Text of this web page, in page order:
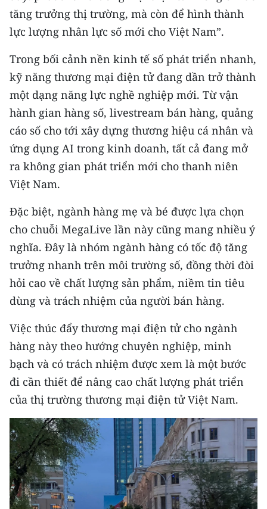
tăng trưởng thị trường, mà còn để hình thành
lực lượng nhân lực số mới cho Việt Nam”.
Trong bối cảnh nền kinh tế số phát triển nhanh,
kỹ năng thương mại điện tử đang dần trở thành
một dạng năng lực nghề nghiệp mới. Từ vận
hành gian hàng số, livestream bán hàng, quảng
cáo số cho tới xây dựng thương hiệu cá nhân và
ứng dụng AI trong kinh doanh, tất cả đang mở
ra không gian phát triển mới cho thanh niên
Việt Nam.
Đặc biệt, ngành hàng mẹ và bé được lựa chọn
cho chuỗi MegaLive lần này cũng mang nhiều ý
nghĩa. Đây là nhóm ngành hàng có tốc độ tăng
trưởng nhanh trên môi trường số, đồng thời đòi
hỏi cao về chất lượng sản phẩm, niềm tin tiêu
dùng và trách nhiệm của người bán hàng.
Việc thúc đẩy thương mại điện tử cho ngành
hàng này theo hướng chuyên nghiệp, minh
bạch và có trách nhiệm được xem là một bước
đi cần thiết để nâng cao chất lượng phát triển
của thị trường thương mại điện tử Việt Nam.